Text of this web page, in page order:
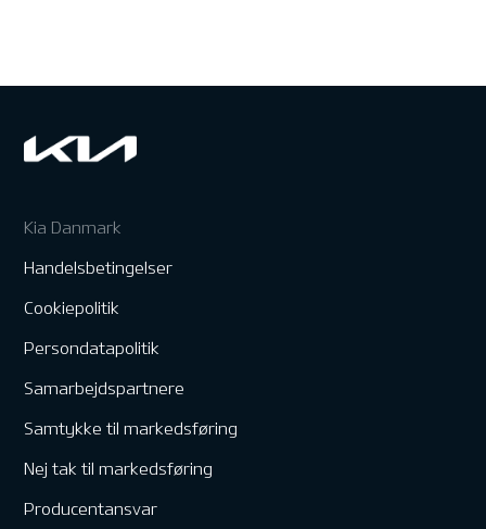
Kia Danmark
Handelsbetingelser
Cookiepolitik
Persondatapolitik
Samarbejdspartnere
Samtykke til markedsføring
Nej tak til markedsføring
Producentansvar